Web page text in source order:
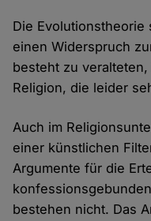
Die
einen Widerspruch
besteht zu
Religion, die leider
Auch im
einer künstlichen
Argumente für die
bestehen nicht. Das